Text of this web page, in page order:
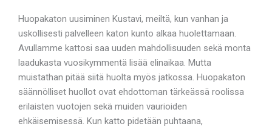
Huopakaton uusiminen Kustavi, meiltä, kun vanhan ja
uskollisesti palvelleen katon kunto alkaa huolettamaan.
Avullamme kattosi saa uuden mahdollisuuden sekä monta
laadukasta vuosikymmentä lisää elinaikaa. Mutta
muistathan pitää siitä huolta myös jatkossa. Huopakaton
säännölliset huollot ovat ehdottoman tärkeässä roolissa
erilaisten vuotojen sekä muiden vaurioiden
ehkäisemisessä. Kun katto pidetään puhtaana,